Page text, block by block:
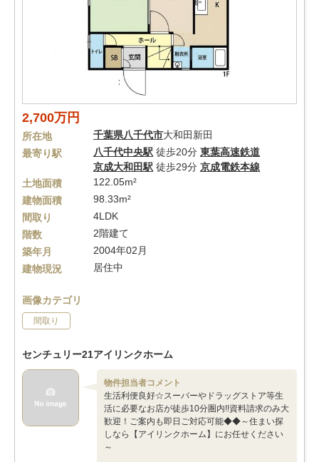
2,700万円
所在地 千葉県八千代市大和田新田
最寄り駅
八千代中央駅 徒歩20分 東葉高速鉄道
京成大和田駅 徒歩29分 京成電鉄本線
土地面積
122.05m²
建物面積
98.33m²
間取り
4LDK
階数
2階建て
築年月
2004年02月
建物現況
居住中
画像カテゴリ
間取り
センチュリー21アイリンクホーム
物件担当者コメント
生活利便良好☆スーパーやドラッグストア等生
活に必要なお店が徒歩10分圏内!!資料請求のみ大
歓迎！ご案内も即日ご対応可能◆◆～住まい探
しなら【アイリンクホーム】にお任せください
～